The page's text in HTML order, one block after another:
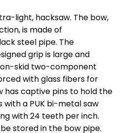
light, hacksaw. The bow,
is made of
steel pipe. The
grip is large and
skid two-component
with glass fibers for
has captive pins to hold the
with a PUK bi-metal saw
with 24 teeth per inch.
stored in the bow pipe.